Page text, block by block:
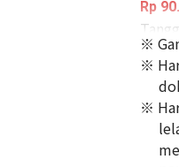
Rp
※
※
※